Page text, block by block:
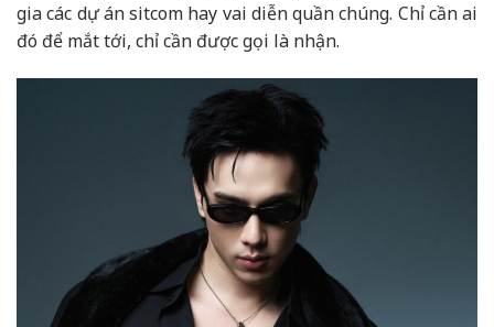
gia các dự án sitcom hay vai diễn quần chúng. Chỉ cần ai
đó để mắt tới, chỉ cần được gọi là nhận.